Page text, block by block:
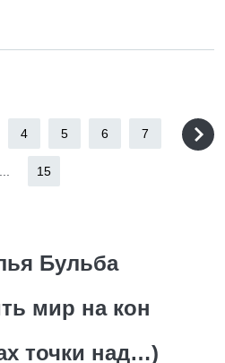
4 5 6 7
15
Бульба
мир на кон
точки над…)